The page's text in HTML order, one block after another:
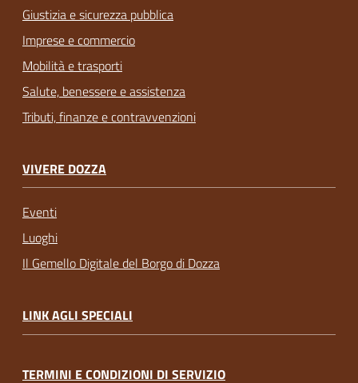
Giustizia e sicurezza pubblica
Imprese e commercio
Mobilità e trasporti
Salute, benessere e assistenza
Tributi, finanze e contravvenzioni
VIVERE DOZZA
Eventi
Luoghi
Il Gemello Digitale del Borgo di Dozza
LINK AGLI SPECIALI
TERMINI E CONDIZIONI DI SERVIZIO